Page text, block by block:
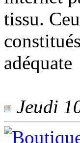
tissu.
adéquate
Jeudi